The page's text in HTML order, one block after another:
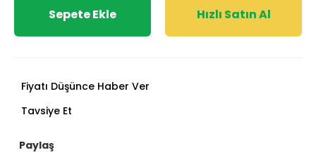
Sepete Ekle Hızlı Satın Al
Fiyatı Düşünce Haber Ver
Tavsiye Et
Paylaş